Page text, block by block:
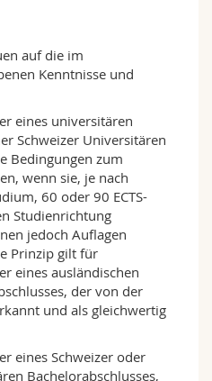
hospitieren Sie DaF-
selbst Erfahrungen
Deutschlernenden
Ausrichtung
der empirischen
vertraut gemacht,
zu Stand, Entwicklung
(inter-)kultureller
oder
Profil und besuchen
Veranstaltungen im
und
den Bereichen
Germanistik.
haben Sie
die deutsche Sprache
auf die im
Kenntnisse und
eines universitären
Schweizer Universitären
Bedingungen zum
wenn sie, je nach
60 oder 90 ECTS-
Studienrichtung
jedoch Auflagen
Prinzip gilt für
eines ausländischen
der von der
und als gleichwertig
eines Schweizer oder
Bachelorabschlusses,